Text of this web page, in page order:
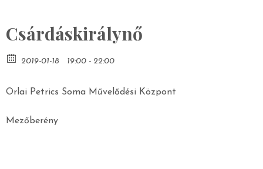
Csárdáskirálynő
2019-01-18 19:00 - 22:00
Orlai Petrics Soma Művelődési Központ
Mezőberény